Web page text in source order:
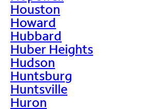
Houston
Howard
Hubbard
Huber Heights
Hudson
Huntsburg
Huntsville
Huron